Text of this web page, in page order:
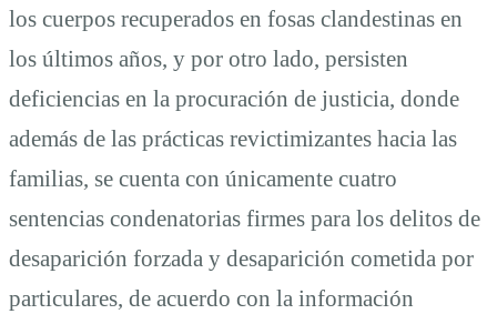
los cuerpos recuperados en fosas clandestinas en
los últimos años, y por otro lado, persisten
deficiencias en la procuración de justicia, donde
además de las prácticas revictimizantes hacia las
familias, se cuenta con únicamente cuatro
sentencias condenatorias firmes para los delitos de
desaparición forzada y desaparición cometida por
particulares, de acuerdo con la información